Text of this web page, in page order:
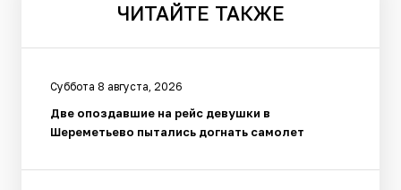
ЧИТАЙТЕ ТАКЖЕ
Суббота 8 августа, 2026
Две опоздавшие на рейс девушки в
Шереметьево пытались догнать самолет